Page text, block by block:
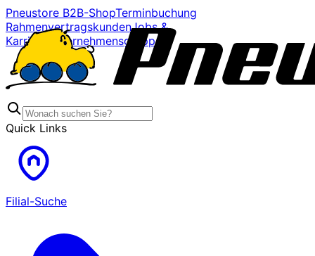
Pneustore B2B-ShopTerminbuchung
RahmenvertragskundenJobs &
Karriere
Unternehmensgruppe
Quick Links
Filial-Suche